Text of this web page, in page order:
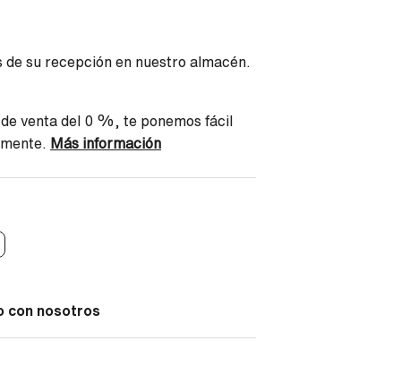
su recepción en nuestro almacén.
venta del 0 %, te ponemos fácil
Más información
con nosotros